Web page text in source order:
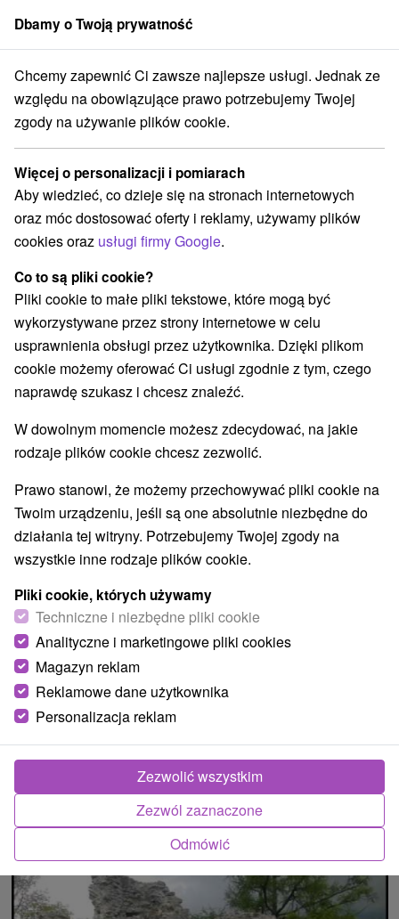
członek grupySorger
kraj Kláštor pod Znievom Zamek Zniev - Zamek Turczański
Zamek Zniev - Zamek Turczański
Wyświetl stronę internetową
Przejdź do
Opinii Google
038 43 Kláštor pod ZnievomGPS:
E +18° 46' 21.87''
Region turystyczny
Malá Fatra, Turiec, Veľká Fatra, Severné Slovensko,
Žilinský kraj, Martinské hole, Turčianska kotlina, Valčianska
dolina
Znalazłeś błąd lub chcesz polecić nam nową atrakcję
Dbamy o Twoją prywatność
Chcemy zapewnić Ci zawsze najlepsze usługi. Jednak ze
względu na obowiązujące prawo potrzebujemy Twojej
zgody na używanie plików cookie.
Więcej o personalizacji i pomiarach
Aby wiedzieć, co dzieje się na stronach internetowych
oraz móc dostosować oferty i reklamy, używamy plików
cookies oraz usługi firmy Google.
Co to są pliki cookie?
Pliki cookie to małe pliki tekstowe, które mogą być
wykorzystywane przez strony internetowe w celu
usprawnienia obsługi przez użytkownika. Dzięki plikom
cookie możemy oferować Ci usługi zgodnie z tym, czego
naprawdę szukasz i chcesz znaleźć.
W dowolnym momencie możesz zdecydować, na jakie
rodzaje plików cookie chcesz zezwolić.
Prawo stanowi, że możemy przechowywać pliki cookie na
Twoim urządzeniu, jeśli są one absolutnie niezbędne do
działania tej witryny. Potrzebujemy Twojej zgody na
wszystkie inne rodzaje plików cookie.
Pliki cookie, których używamy
Techniczne i niezbędne pliki cookie
Analityczne i marketingowe pliki cookies
Magazyn reklam
Reklamowe dane użytkownika
Personalizacja reklam
Odmówić
Zezwól zaznaczone
Zezwolić wszystkim